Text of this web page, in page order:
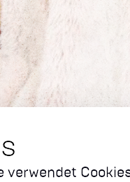
verwendet